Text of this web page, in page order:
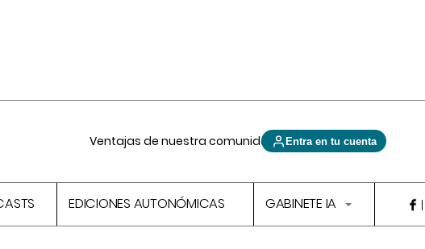
Ventajas de nuestra comunidad Entra en tu cuenta
EDICIONES AUTONÓMICAS GABINETE IA